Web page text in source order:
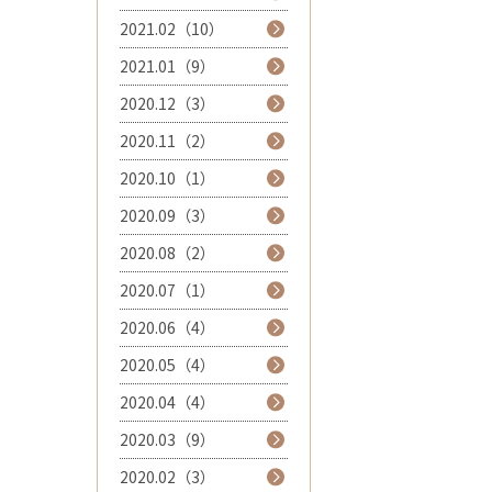
2021.02（10）
2021.01（9）
2020.12（3）
2020.11（2）
2020.10（1）
2020.09（3）
2020.08（2）
2020.07（1）
2020.06（4）
2020.05（4）
2020.04（4）
2020.03（9）
2020.02（3）